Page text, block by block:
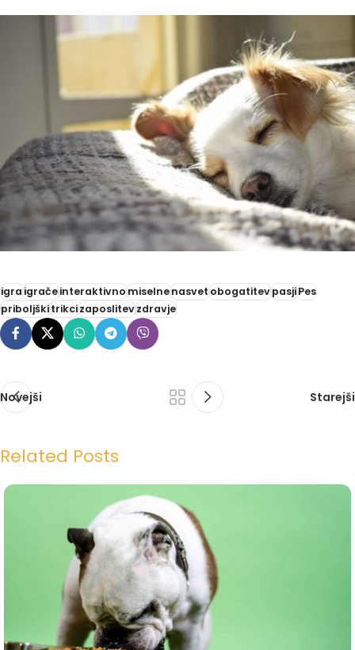
igraigračeinteraktivnomiselnenasvetobogatitevpasjiPes
priboljškitrikcizaposlitevzdravje
Novejši Starejši
Related Posts